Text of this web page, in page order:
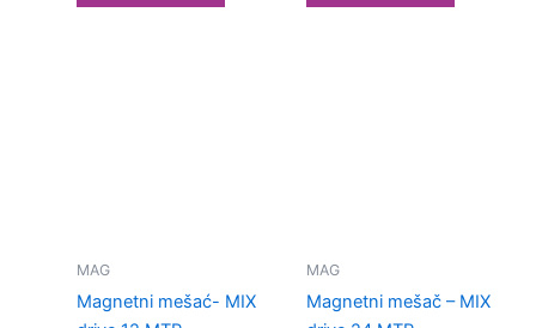
MAG
Magnetni mešać- MIX
MAG
Magnetni mešač – MIX